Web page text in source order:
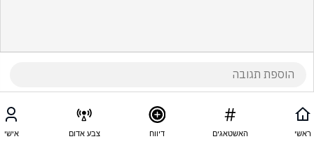
ראשי האשטאגים דיווח צבע אדום אישי